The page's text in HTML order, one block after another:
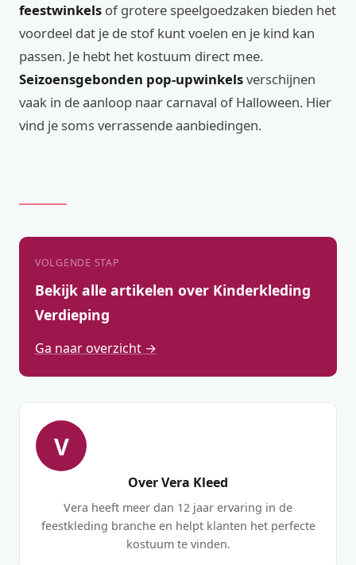
feestwinkels of grotere speelgoedzaken bieden het
voordeel dat je de stof kunt voelen en je kind kan
passen. Je hebt het kostuum direct mee.
Seizoensgebonden pop-upwinkelsverschijnen
vaak in de aanloop naar carnaval of Halloween. Hier
vind je soms verrassende aanbiedingen.
VOLGENDE STAP
Bekijk alle artikelen over Kinderkleding
Verdieping
Ga naar overzicht →
V
Over Vera Kleed
Vera heeft meer dan 12 jaar ervaring in de
feestkleding branche en helpt klanten het perfecte
kostuum te vinden.